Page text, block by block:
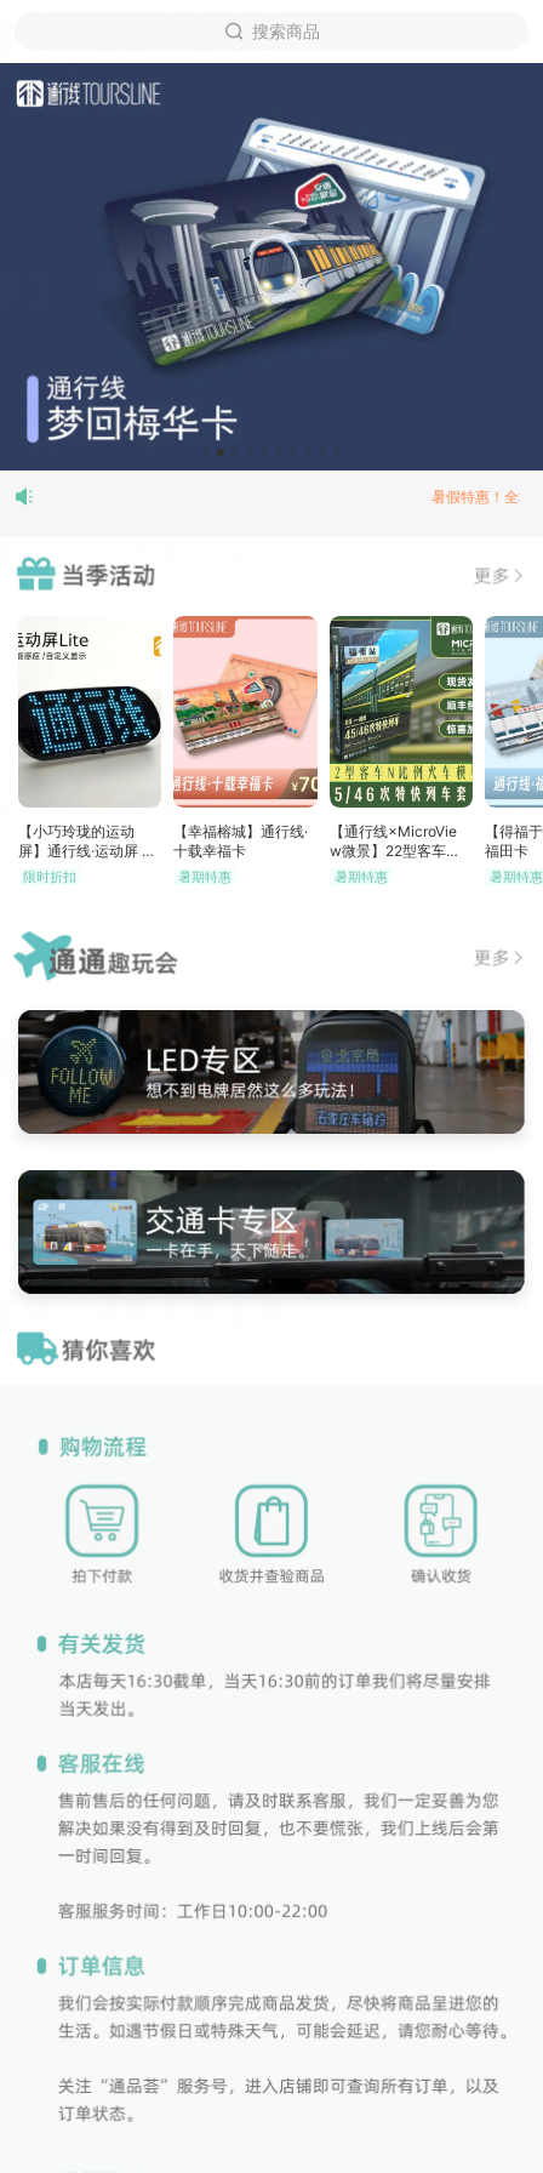
暑假特惠！全场九
【小巧玲珑的运动
屏】通行线·运动屏 Li
te
限时折扣
【幸福榕城】通行线·
十载幸福卡
暑期特惠
【通行线×MicroVie
w微景】22型客车模
型套装 45/46次特快
列车 N比例火车模型
暑期特惠
【得福
福田卡
暑期特惠